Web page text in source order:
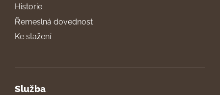
Historie
Řemeslná dovednost
Ke stažení
Služba